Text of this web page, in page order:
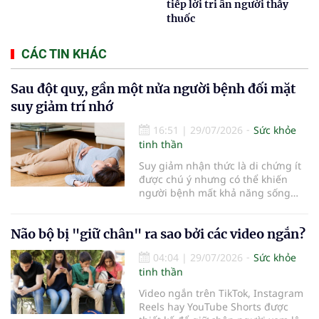
tiếp lời tri ân người thầy
thuốc
CÁC TIN KHÁC
Sau đột quỵ, gần một nửa người bệnh đối mặt
suy giảm trí nhớ
16:51 | 29/07/2026
Sức khỏe
tinh thần
Suy giảm nhận thức là di chứng ít
được chú ý nhưng có thể khiến
người bệnh mất khả năng sống
Não bộ bị "giữ chân" ra sao bởi các video ngắn?
04:04 | 29/07/2026
Sức khỏe
tinh thần
Video ngắn trên TikTok, Instagram
Reels hay YouTube Shorts được